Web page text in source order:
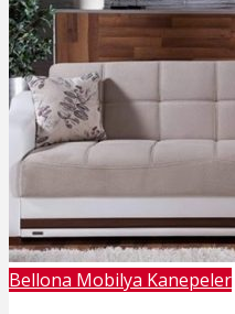
Bellona Mobilya Kanepeler